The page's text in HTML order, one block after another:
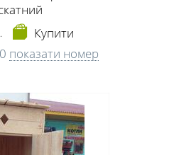
Купити
показати номер